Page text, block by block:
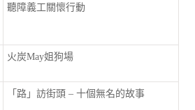
聽障義工關懷行動
火炭May姐狗場
「路」訪街頭 – 十個無名的故事